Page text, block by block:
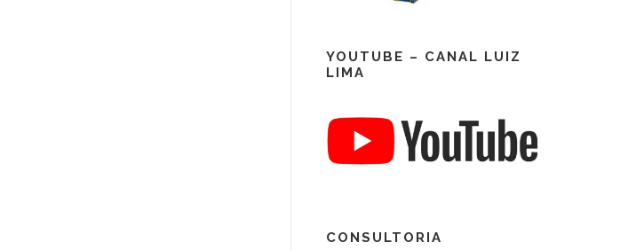
YOUTUBE – CANAL LUIZ
LIMA
CONSULTORIA